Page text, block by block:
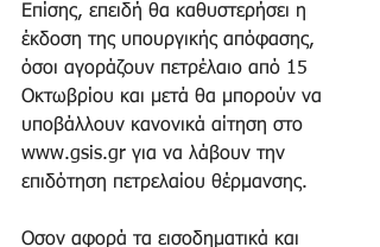
Επίσης, επειδή θα καθυστερήσει η
έκδοση της υπουργικής απόφασης,
όσοι αγοράζουν πετρέλαιο από 15
Οκτωβρίου και μετά θα μπορούν να
υποβάλλουν κανονικά αίτηση στο
www.gsis.gr για να λάβουν την
επιδότηση πετρελαίου θέρμανσης.
Οσον αφορά τα εισοδηματικά και